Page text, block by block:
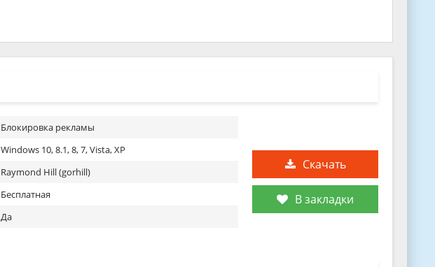
Скачать
В закладки
Блокировка рекламы
Windows 10, 8.1, 8, 7, Vista, XP
Raymond Hill (gorhill)
Бесплатная
Да